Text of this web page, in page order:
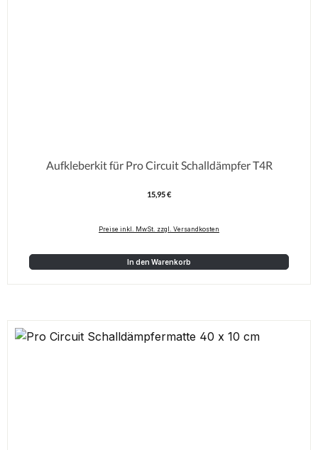
Aufkleberkit für Pro Circuit Schalldämpfer T4R
Regulärer Preis:
15,95 €
Preise inkl. MwSt. zzgl. Versandkosten
In den Warenkorb